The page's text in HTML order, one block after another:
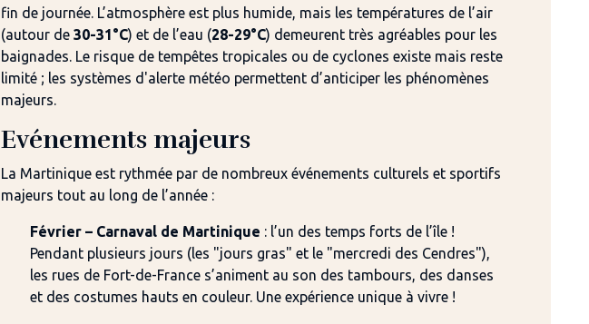
fin de journée. L’atmosphère est plus humide, mais les températures de l’air
(autour de 30-31°C) et de l’eau (28-29°C) demeurent très agréables pour les
baignades. Le risque de tempêtes tropicales ou de cyclones existe mais reste
limité ; les systèmes d'alerte météo permettent d’anticiper les phénomènes
majeurs.
Evénements majeurs
La Martinique est rythmée par de nombreux événements culturels et sportifs
majeurs tout au long de l’année :
Février – Carnaval de Martinique : l’un des temps forts de l’île !
Pendant plusieurs jours (les "jours gras" et le "mercredi des Cendres"),
les rues de Fort-de-France s’animent au son des tambours, des danses
et des costumes hauts en couleur. Une expérience unique à vivre !